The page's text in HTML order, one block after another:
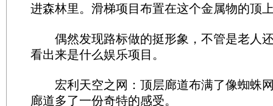
进森林里。滑梯项目布置在这个金属物的顶
偶然发现路标做的挺形象，不管是老人
看出来是什么娱乐项目。
宏利天空之网：顶层廊道布满了像蜘蛛
廊道多了一份奇特的感受。